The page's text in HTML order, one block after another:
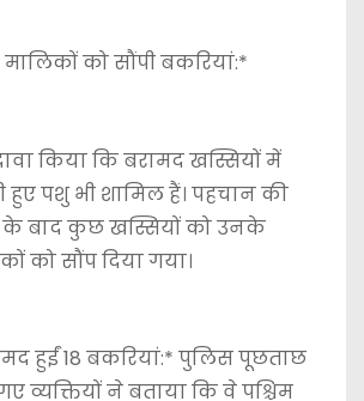
को सौंपी बकरियां:*
किया कि बरामद खस्सियों में
हुए पशु भी शामिल हैं। पहचान की
के बाद कुछ खस्सियों को उनके
को सौंप दिया गया।
हुईं 18 बकरियां:* पुलिस पूछताछ
व्यक्तियों ने बताया कि वे पश्चिम